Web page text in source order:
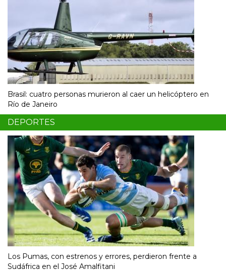
Brasil: cuatro personas murieron al caer un helicóptero en
Río de Janeiro
DEPORTES
Los Pumas, con estrenos y errores, perdieron frente a
Sudáfrica en el José Amalfitani